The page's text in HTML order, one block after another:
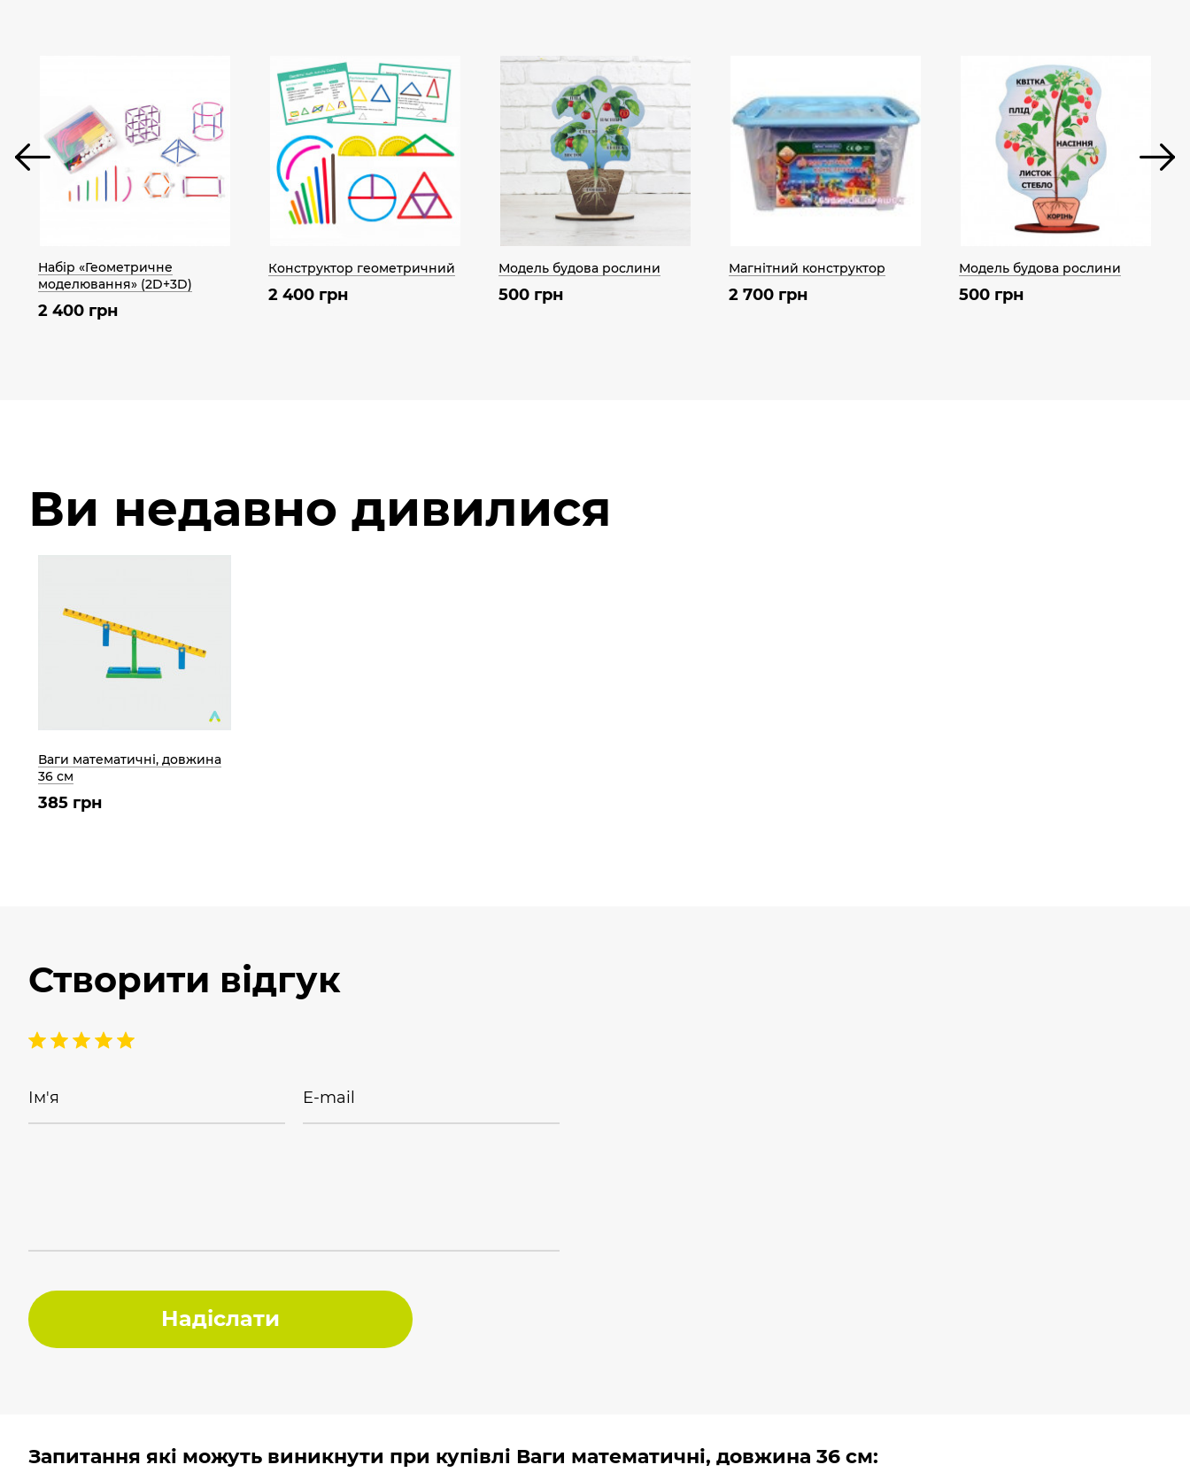
Набір «Геометричне
моделювання» (2D+3D)
2 400 грн
Конструктор геометричний
2 400 грн
Модель будова рослини
500 грн
Магнітний конструктор
2 700 грн
Модель будова рослини
500 грн
Ви недавно дивилися
Ваги математичні, довжина
36 см
385 грн
Створити відгук
Ім'я E-mail
Надіслати
Запитання які можуть виникнути при купівлі Ваги математичні, довжина 36 см: